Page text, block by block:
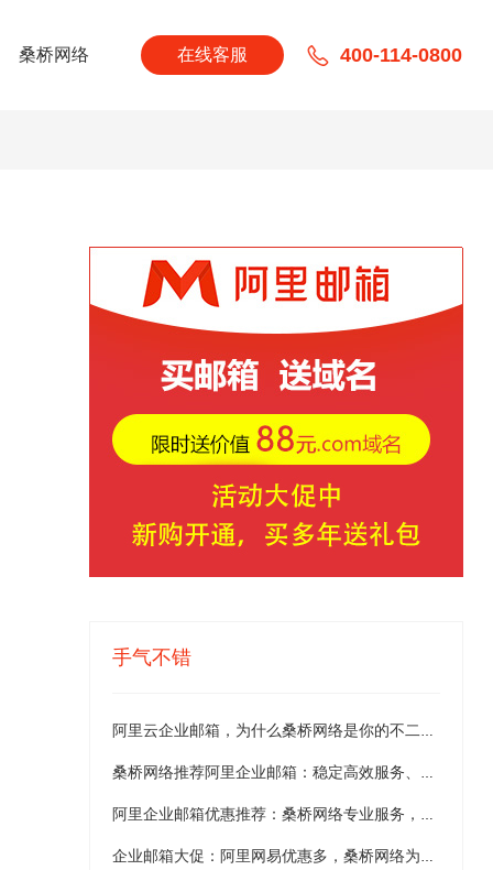
桑桥网络 在线客服 400-114-0800
手气不错
阿里云企业邮箱，为什么桑桥网络是你的不二选择？
桑桥网络推荐阿里企业邮箱：稳定高效服务、无限容量及买二送二等最新优惠详解
阿里企业邮箱优惠推荐：桑桥网络专业服务，限时超值促销详解
企业邮箱大促：阿里网易优惠多，桑桥网络为您护航！